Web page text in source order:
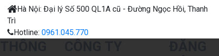
Hà Nội: Đại lý Số 500 QL1A cũ - Đường Ngọc Hồi, Thanh
Trì
Hotline: 0961.045.770